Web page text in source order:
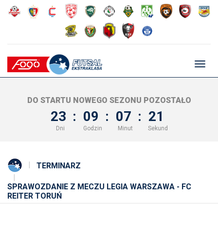
DO STARTU NOWEGO SEZONU POZOSTAŁO
23 : 09 : 07 : 21
Dni Godzin Minut Sekund
TERMINARZ
SPRAWOZDANIE Z MECZU LEGIA WARSZAWA - FC
REITER TORUŃ